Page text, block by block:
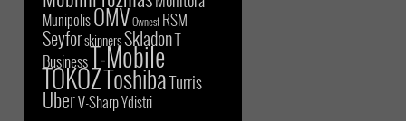
MunipolisOMVOwnest RSM
SeyforskinnersSkladonT-
BusinessT-Mobile
TOKOZToshibaTurris
UberV-SharpYdistri